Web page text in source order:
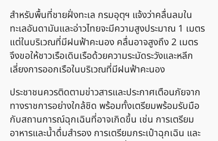
สำหรับพื้นที่ชายฝั่งทะเล กรมอุตุฯ แจ้งว่าคลื่นลมใน
ทะเลอันดามันและอ่าวไทยจะมีความสูงประมาณ 1 เมตร
แต่ในบริเวณที่มีฝนฟ้าคะนอง คลื่นอาจสูงถึง 2 เมตร
จึงขอให้ชาวเรือเดินเรือด้วยความระมัดระวังและหลีก
เลี่ยงการออกเรือในบริเวณที่มีฝนฟ้าคะนอง
ประชาชนควรติดตามข่าวสารและประกาศเตือนภัยจาก
ทางราชการอย่างใกล้ชิด พร้อมทั้งเตรียมพร้อมรับมือ
กับสถานการณ์ฉุกเฉินที่อาจเกิดขึ้น เช่น การเตรียม
อาหารและน้ำดื่มสำรอง การเตรียมกระเป๋าฉุกเฉิน และ